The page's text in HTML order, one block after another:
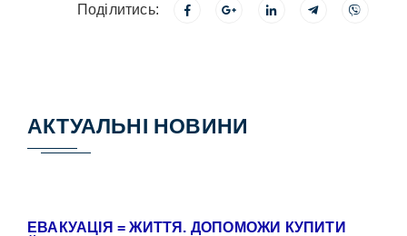
Поділитись:
АКТУАЛЬНІ НОВИНИ
ЕВАКУАЦІЯ = ЖИТТЯ. ДОПОМОЖИ КУПИТИ